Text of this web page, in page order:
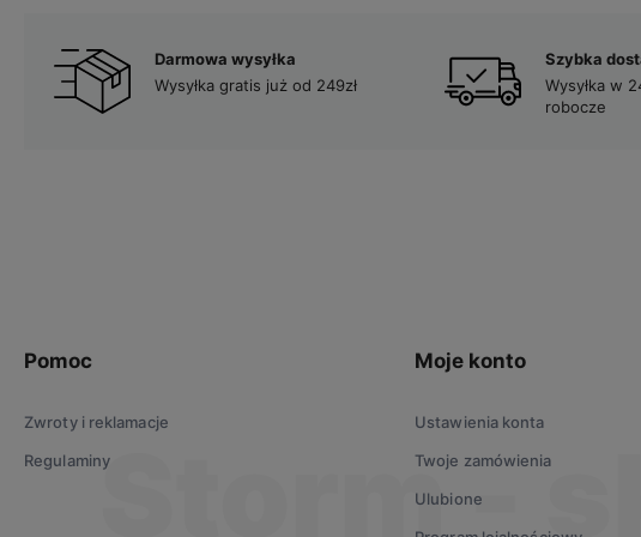
Darmowa wysyłka
Wysyłka gratis już od 249zł
Szybka
Wysyłka w
robocze
Pomoc
Zwroty i reklamacje
Regulaminy
Moje konto
Ustawienia konta
Twoje zamówienia
Ulubione